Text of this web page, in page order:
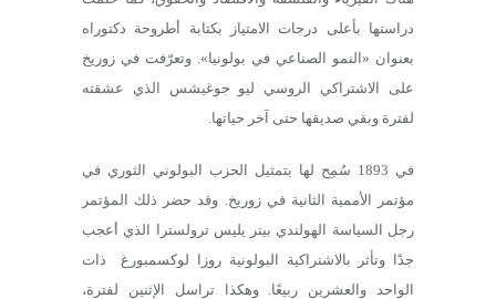
دراستها بأعلى درجات الامتياز بكتابة أطروحة دكتوراه
بعنوان «النمو الصناعي في بولونيا». وتعرّفت في زوريخ
على الاشتراكي الروسي ليو جوغيشس الذي عشقته
لفترة وبقي صديقها حتى آخر حياتها.
في 1893 سُمِح لها بتمثيل الحزب البولوني الثوري في
مؤتمر الأممية الثانية في زوريخ. وقد حضر ذلك المؤتمر
رجل السياسة الهولندي بيتر يليس ترولسترا الذي أعجب
جدًا وتأثر بالاشتراكية البولونية روزا لوكسمبورغ ذات
الواحد والعشرين ربيعًا. وهكذا تراسل الإثنين لفترة،